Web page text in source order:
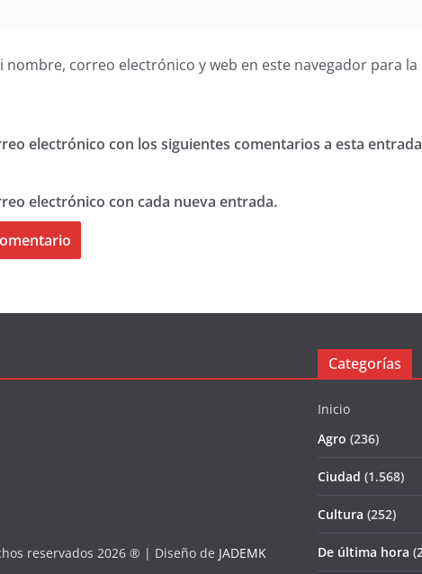
nombre, correo electrónico y web en este navegador para
electrónico con los siguientes comentarios a esta
electrónico con cada nueva entrada.
reservados 2026 ® | Diseño de JADEMK
Categorías
Inicio
Agro (236)
Ciudad (1.568)
Cultura (252)
De última hora